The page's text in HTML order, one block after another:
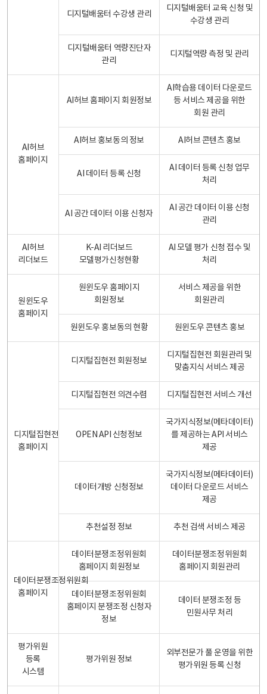
디지털배움터 수강생 관리
디지털배움터 교육 신청 및
수강생 관리
디지털배움터 역량진단자
관리
디지털역량 측정 및 관리
AI허브
홈페이지
AI허브 홈페이지 회원정보
AI학습용 데이터 다운로드
등 서비스 제공을 위한
회원 관리
AI허브 홍보동의 정보 AI허브 콘텐츠 홍보
AI 데이터 등록 신청
AI 데이터 등록 신청 업무
처리
AI 공간 데이터 이용 신청자
AI 공간 데이터 이용 신청
관리
AI허브
리더보드
K-AI 리더보드
모델평가신청현황
AI 모델 평가 신청 접수 및
처리
원윈도우
홈페이지
원윈도우 홈페이지
회원정보
서비스 제공을 위한
회원관리
원윈도우 홍보동의 현황 원윈도우 콘텐츠 홍보
디지털집현전
홈페이지
디지털집현전 회원정보
디지털집현전 회원관리 및
맞춤지식 서비스 제공
디지털집현전 의견수렴 디지털집현전 서비스 개선
OPEN API 신청정보
국가지식정보(메타데이터)
를 제공하는 API 서비스
제공
데이터개방 신청정보
국가지식정보(메타데이터)
데이터 다운로드 서비스
제공
추천설정 정보 추천 검색 서비스 제공
데이터분쟁조정위원회
홈페이지
데이터분쟁조정위원회
홈페이지 회원정보
데이터분쟁조정위원회
홈페이지 회원관리
데이터분쟁조정위원회
홈페이지 분쟁조정 신청자
정보
데이터 분쟁조정 등
민원사무 처리
평가위원
등록
시스템
평가위원 정보
외부전문가 풀 운영을 위한
평가위원 등록 신청